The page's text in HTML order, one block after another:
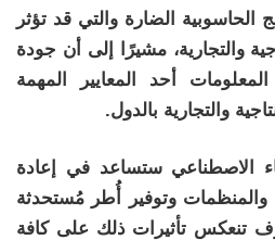
الحاسوبية الضارة والتي قد تؤثر
والتجارية، مشيرًا إلى أن جودة
أحد المعايير المهمة
والتجارية بالدول.
الاصطناعي ستساعد في إعادة
والمنظمات وتوفير أُطر مُستحدثة
سوف تنعكس تأثيرات ذلك على كافة